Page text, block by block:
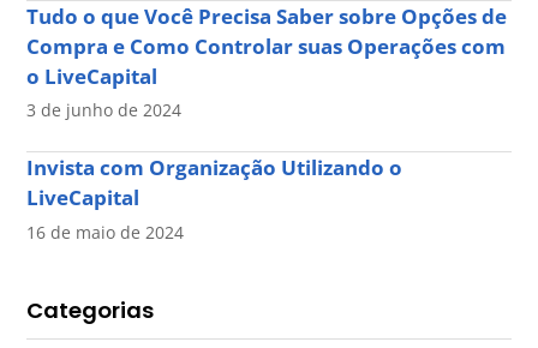
Tudo o que Você Precisa Saber sobre Opções de
Compra e Como Controlar suas Operações com
o LiveCapital
3 de junho de 2024
Invista com Organização Utilizando o
LiveCapital
16 de maio de 2024
Categorias